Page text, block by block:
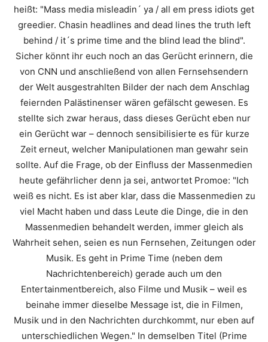
heißt: "Mass media misleadin´ ya / all em press idiots get
greedier. Chasin headlines and dead lines the truth left
behind / it´s prime time and the blind lead the blind".
Sicher könnt ihr euch noch an das Gerücht erinnern, die
von CNN und anschließend von allen Fernsehsendern
der Welt ausgestrahlten Bilder der nach dem Anschlag
feiernden Palästinenser wären gefälscht gewesen. Es
stellte sich zwar heraus, dass dieses Gerücht eben nur
ein Gerücht war – dennoch sensibilisierte es für kurze
Zeit erneut, welcher Manipulationen man gewahr sein
sollte. Auf die Frage, ob der Einfluss der Massenmedien
heute gefährlicher denn ja sei, antwortet Promoe: "Ich
weiß es nicht. Es ist aber klar, dass die Massenmedien zu
viel Macht haben und dass Leute die Dinge, die in den
Massenmedien behandelt werden, immer gleich als
Wahrheit sehen, seien es nun Fernsehen, Zeitungen oder
Musik. Es geht in Prime Time (neben dem
Nachrichtenbereich) gerade auch um den
Entertainmentbereich, also Filme und Musik – weil es
beinahe immer dieselbe Message ist, die in Filmen,
Musik und in den Nachrichten durchkommt, nur eben auf
unterschiedlichen Wegen." In demselben Titel (Prime